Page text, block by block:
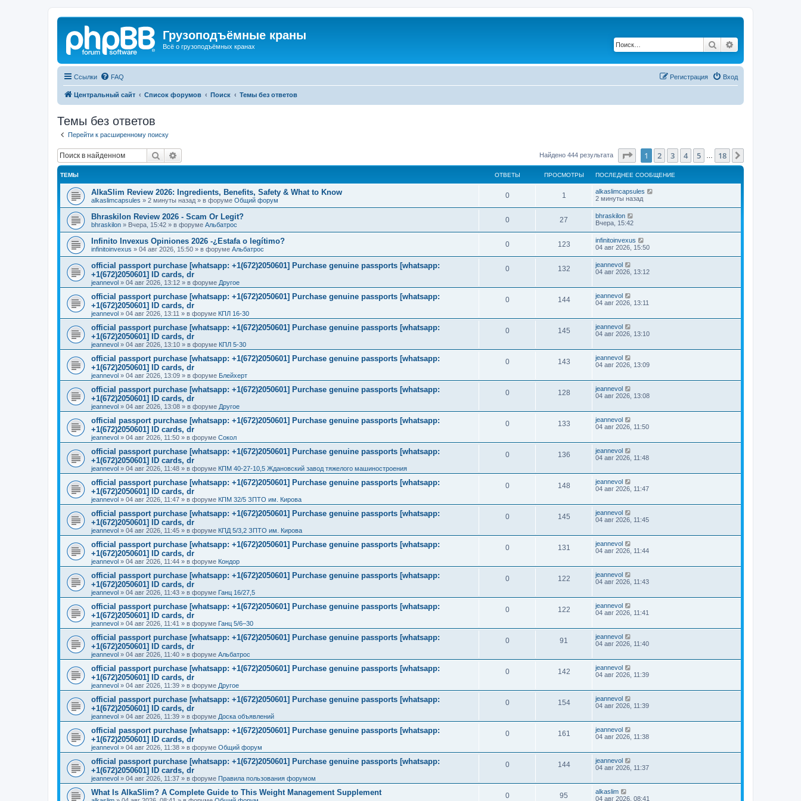
Грузоподъёмные краны
Всё о грузоподъёмных кранах Поиск
Ссылки FAQ Вход
Регистрация
Центральный сайт Список форумов Поиск Темы без ответов
Темы без ответов
Перейти к расширенному поиску
Поиск Найдено 444 результата Страница1 из 18
1 2 3 4 5 18
ТЕМЫ ОТВЕТЫ ПРОСМОТРЫ ПОСЛЕДНЕЕ СООБЩЕНИЕ
AlkaSlim Review 2026: Ingredients, Benefits, Safety & What to Know
alkaslimcapsules » 2 минуты назад » в форуме Общий форум
0 1
alkaslimcapsules
2 минуты назад
Bhraskilon Review 2026 - Scam Or Legit?
bhraskilon » Вчера, 15:42 » в форуме Альбатрос
0 27
bhraskilon
Вчера, 15:42
Infinito Invexus Opiniones 2026 -¿Estafa o legítimo?
infinitoinvexus » 04 авг 2026, 15:50 » в форуме Альбатрос
0 123
infinitoinvexus
04 авг 2026, 15:50
official passport purchase [whatsapp: +1(672)2050601] Purchase genuine passports [whatsapp:
+1(672)2050601] ID cards, dr
jeannevol » 04 авг 2026, 13:12 » в форуме Другое
0 132
jeannevol
04 авг 2026, 13:12
official passport purchase [whatsapp: +1(672)2050601] Purchase genuine passports [whatsapp:
+1(672)2050601] ID cards, dr
jeannevol » 04 авг 2026, 13:11 » в форуме КПЛ 16-30
0 144
jeannevol
04 авг 2026, 13:11
official passport purchase [whatsapp: +1(672)2050601] Purchase genuine passports [whatsapp:
+1(672)2050601] ID cards, dr
jeannevol » 04 авг 2026, 13:10 » в форуме КПЛ 5-30
0 145
jeannevol
04 авг 2026, 13:10
official passport purchase [whatsapp: +1(672)2050601] Purchase genuine passports [whatsapp:
+1(672)2050601] ID cards, dr
jeannevol » 04 авг 2026, 13:09 » в форуме Блейхерт
0 143
jeannevol
04 авг 2026, 13:09
official passport purchase [whatsapp: +1(672)2050601] Purchase genuine passports [whatsapp:
+1(672)2050601] ID cards, dr
jeannevol » 04 авг 2026, 13:08 » в форуме Другое
0 128
jeannevol
04 авг 2026, 13:08
official passport purchase [whatsapp: +1(672)2050601] Purchase genuine passports [whatsapp:
+1(672)2050601] ID cards, dr
jeannevol » 04 авг 2026, 11:50 » в форуме Сокол
0 133
jeannevol
04 авг 2026, 11:50
official passport purchase [whatsapp: +1(672)2050601] Purchase genuine passports [whatsapp:
+1(672)2050601] ID cards, dr
jeannevol » 04 авг 2026, 11:48 » в форуме КПМ 40-27-10,5 Ждановский завод тяжелого машиностроения
0 136
jeannevol
04 авг 2026, 11:48
official passport purchase [whatsapp: +1(672)2050601] Purchase genuine passports [whatsapp:
+1(672)2050601] ID cards, dr
jeannevol » 04 авг 2026, 11:47 » в форуме КПМ 32/5 ЗПТО им. Кирова
0 148
jeannevol
04 авг 2026, 11:47
official passport purchase [whatsapp: +1(672)2050601] Purchase genuine passports [whatsapp:
+1(672)2050601] ID cards, dr
jeannevol » 04 авг 2026, 11:45 » в форуме КПД 5/3,2 ЗПТО им. Кирова
0 145
jeannevol
04 авг 2026, 11:45
official passport purchase [whatsapp: +1(672)2050601] Purchase genuine passports [whatsapp:
+1(672)2050601] ID cards, dr
jeannevol » 04 авг 2026, 11:44 » в форуме Кондор
0 131
jeannevol
04 авг 2026, 11:44
official passport purchase [whatsapp: +1(672)2050601] Purchase genuine passports [whatsapp:
+1(672)2050601] ID cards, dr
jeannevol » 04 авг 2026, 11:43 » в форуме Ганц 16/27,5
0 122
jeannevol
04 авг 2026, 11:43
official passport purchase [whatsapp: +1(672)2050601] Purchase genuine passports [whatsapp:
+1(672)2050601] ID cards, dr
jeannevol » 04 авг 2026, 11:41 » в форуме Ганц 5/6–30
0 122
jeannevol
04 авг 2026, 11:41
official passport purchase [whatsapp: +1(672)2050601] Purchase genuine passports [whatsapp:
+1(672)2050601] ID cards, dr
jeannevol » 04 авг 2026, 11:40 » в форуме Альбатрос
0 91
jeannevol
04 авг 2026, 11:40
official passport purchase [whatsapp: +1(672)2050601] Purchase genuine passports [whatsapp:
+1(672)2050601] ID cards, dr
jeannevol » 04 авг 2026, 11:39 » в форуме Другое
0 142
jeannevol
04 авг 2026, 11:39
official passport purchase [whatsapp: +1(672)2050601] Purchase genuine passports [whatsapp:
+1(672)2050601] ID cards, dr
jeannevol » 04 авг 2026, 11:39 » в форуме Доска объявлений
0 154
jeannevol
04 авг 2026, 11:39
official passport purchase [whatsapp: +1(672)2050601] Purchase genuine passports [whatsapp:
+1(672)2050601] ID cards, dr
jeannevol » 04 авг 2026, 11:38 » в форуме Общий форум
0 161
jeannevol
04 авг 2026, 11:38
official passport purchase [whatsapp: +1(672)2050601] Purchase genuine passports [whatsapp:
+1(672)2050601] ID cards, dr
jeannevol » 04 авг 2026, 11:37 » в форуме Правила пользования форумом
0 144
jeannevol
04 авг 2026, 11:37
What Is AlkaSlim? A Complete Guide to This Weight Management Supplement 0 95
alkaslim
04 авг 2026, 08:41